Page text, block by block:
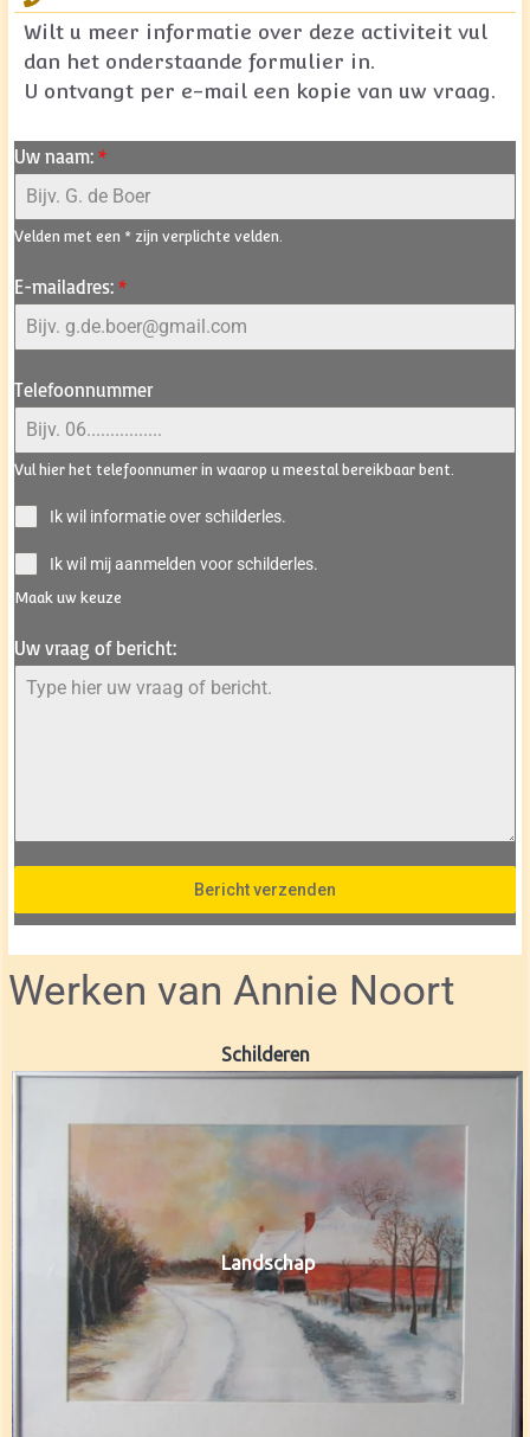
Wilt u meer informatie over deze activiteit vul
dan het onderstaande formulier in.
U ontvangt per e-mail een kopie van uw vraag.
Uw naam: *
Velden met een * zijn verplichte velden.
E-mailadres: *
Telefoonnummer
Vul hier het telefoonnumer in waarop u meestal bereikbaar bent.
Ik wil informatie over schilderles.
Ik wil mij aanmelden voor schilderles.
Maak uw keuze
Uw vraag of bericht:
Bericht verzenden
Werken van Annie Noort
Schilderen
Landschap